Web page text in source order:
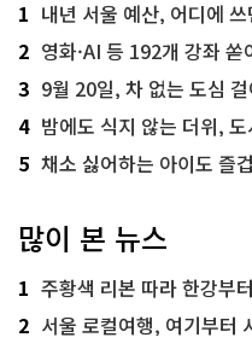
1 내년 서울 예산, 어디에
2 영화·AI 등 192개 강좌
3 9월 20일, 차 없는 도심 걸어
4 밤에도 식지 않는 더위,
5 채소 싫어하는 아이도 즐겁게
많이 본 뉴스
1 주황색 리본 따라 한강부터 메
2 서울 로컬여행, 여기부터